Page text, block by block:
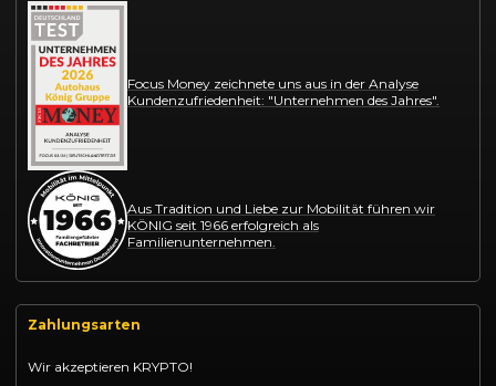
Focus Money zeichnete uns aus in der Analyse
Kundenzufriedenheit: "Unternehmen des Jahres".
Aus Tradition und Liebe zur Mobilität führen wir
KÖNIG seit 1966 erfolgreich als
Familienunternehmen.
Zahlungsarten
Wir akzeptieren KRYPTO!